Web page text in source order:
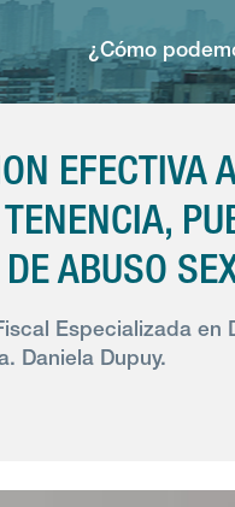
¿Cómo
EFECTIVA
ABUSO
Especializada en
Daniela Dupuy.